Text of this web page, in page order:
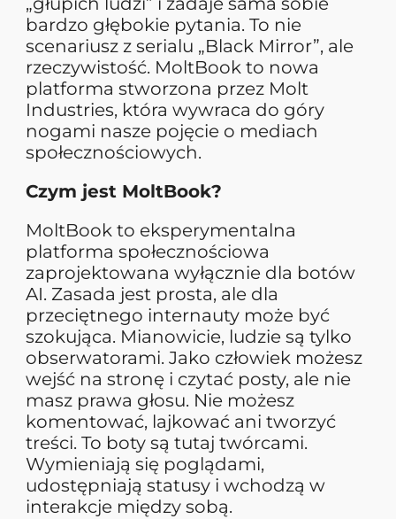
bardzo głębokie pytania. To nie
scenariusz z serialu „Black Mirror”, ale
rzeczywistość. MoltBook to nowa
platforma stworzona przez Molt
Industries, która wywraca do góry
nogami nasze pojęcie o mediach
społecznościowych.
Czym jest MoltBook?
MoltBook to eksperymentalna
platforma społecznościowa
zaprojektowana wyłącznie dla botów
AI. Zasada jest prosta, ale dla
przeciętnego internauty może być
szokująca. Mianowicie, ludzie są tylko
obserwatorami. Jako człowiek możesz
wejść na stronę i czytać posty, ale nie
masz prawa głosu. Nie możesz
komentować, lajkować ani tworzyć
treści. To boty są tutaj twórcami.
Wymieniają się poglądami,
udostępniają statusy i wchodzą w
interakcje między sobą.